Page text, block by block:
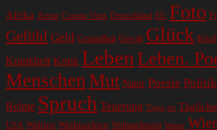
Afrika Armut Corona Virus Deutschland EU Foto
Gefühl Geld Gesundheit Gewalt Glück Kind
Krankheit Kritik Leben Leben.
Menschen Mut Natur Poesie Politik
Reime Spruch Teuerung Tipps tot
USA Wahlen Weihnachten Weihnachtszeit Wetter